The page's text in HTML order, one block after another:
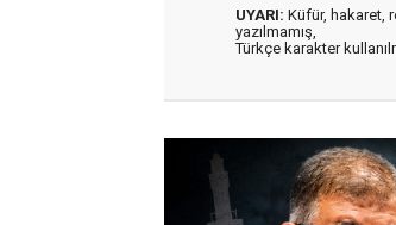
UYARI: Küfür, hakaret,
yazılmamış,
Türkçe karakter